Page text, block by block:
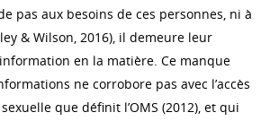
pas aux besoins de ces personnes, ni à
& Wilson, 2016), il demeure leur
en la matière. Ce manque
ne corrobore pas avec l’accès
que définit l’OMS (2012), et qui